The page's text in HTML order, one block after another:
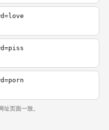
页面一致。